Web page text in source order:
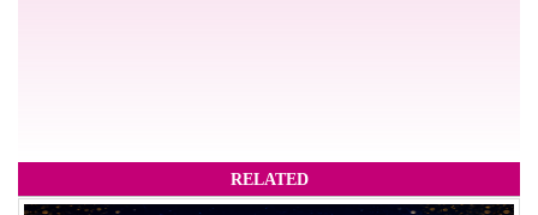
RELATED